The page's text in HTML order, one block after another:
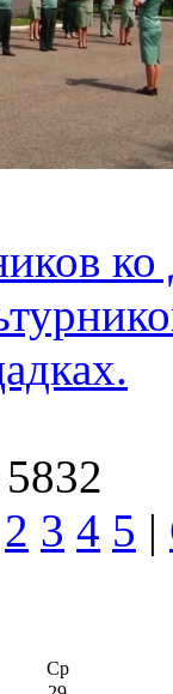
2 3 4 5 |
Ср